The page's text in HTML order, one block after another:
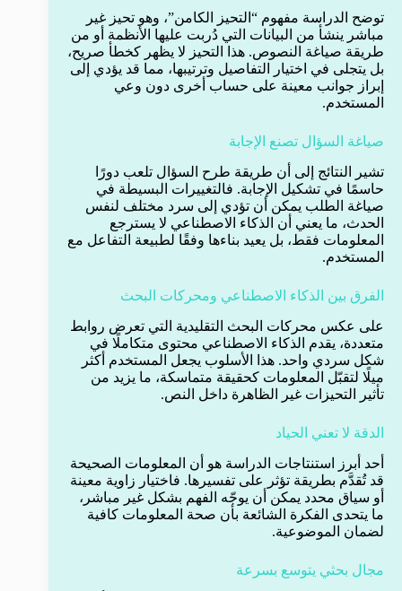
توضح الدراسة مفهوم “التحيز الكامن”، وهو تحيز غير
مباشر ينشأ من البيانات التي دُربت عليها الأنظمة أو من
طريقة صياغة النصوص. هذا التحيز لا يظهر كخطأ صريح،
بل يتجلى في اختيار التفاصيل وترتيبها، مما قد يؤدي إلى
إبراز جوانب معينة على حساب أخرى دون وعي
المستخدم.
صياغة السؤال تصنع الإجابة
تشير النتائج إلى أن طريقة طرح السؤال تلعب دورًا
حاسمًا في تشكيل الإجابة. فالتغييرات البسيطة في
صياغة الطلب يمكن أن تؤدي إلى سرد مختلف لنفس
الحدث، ما يعني أن الذكاء الاصطناعي لا يسترجع
المعلومات فقط، بل يعيد بناءها وفقًا لطبيعة التفاعل مع
المستخدم.
الفرق بين الذكاء الاصطناعي ومحركات البحث
على عكس محركات البحث التقليدية التي تعرض روابط
متعددة، يقدم الذكاء الاصطناعي محتوى متكاملًا في
شكل سردي واحد. هذا الأسلوب يجعل المستخدم أكثر
ميلًا لتقبّل المعلومات كحقيقة متماسكة، ما يزيد من
تأثير التحيزات غير الظاهرة داخل النص.
الدقة لا تعني الحياد
أحد أبرز استنتاجات الدراسة هو أن المعلومات الصحيحة
قد تُقدَّم بطريقة تؤثر على تفسيرها. فاختيار زاوية معينة
أو سياق محدد يمكن أن يوجّه الفهم بشكل غير مباشر،
ما يتحدى الفكرة الشائعة بأن صحة المعلومات كافية
لضمان الموضوعية.
مجال بحثي يتوسع بسرعة